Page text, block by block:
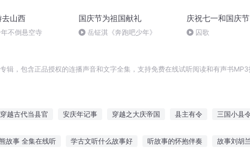
去山西
不倒悬空寺
国庆节为祖国献礼
岳钲淇《奔跑吧少年》
庆祝七一和国庆节
囚歌
辑，包含正品授权的连播声音和文字全集，支持免费在线试听阅读和有声书MP3
穿越古代当县官 安庆年记事 穿越之大庆帝国 县主有令 三国小县
故事 全集在线听 学古文听什么故事好 听故事的怀抱伴奏 故事刘胡